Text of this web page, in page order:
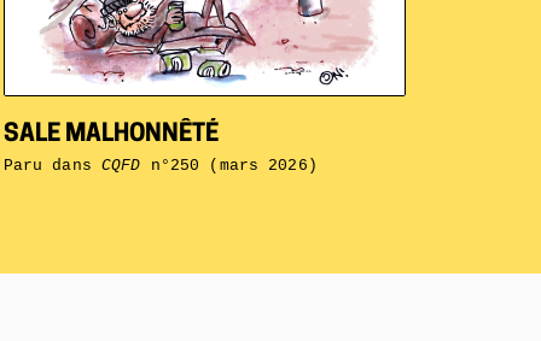
SALE MALHONNÊTÉ
Paru dans CQFD n°250 (mars 2026)